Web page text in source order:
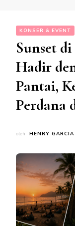
KONSER & EVENT
Sunset
Hadir
Pantai,
Perdana
oleh HENRY GARCIA